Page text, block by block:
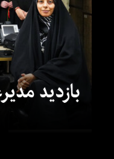
بازدید